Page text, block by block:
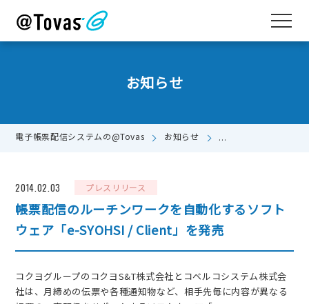
お知らせ
電子帳票配信システムの@Tovas お知らせ
2014.02.03 プレスリリース
帳票配信のルーチンワークを自動化するソフト
ウェア「e-SYOHSI / Client」を発売
コクヨグループのコクヨS&T株式会社とコベルコシステム株式会
社は、月締めの伝票や各種通知物など、相手先毎に内容が異なる